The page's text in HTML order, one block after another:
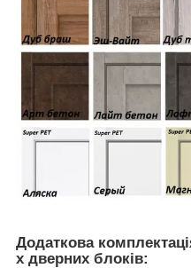
Додаткова
х дверних блоків: